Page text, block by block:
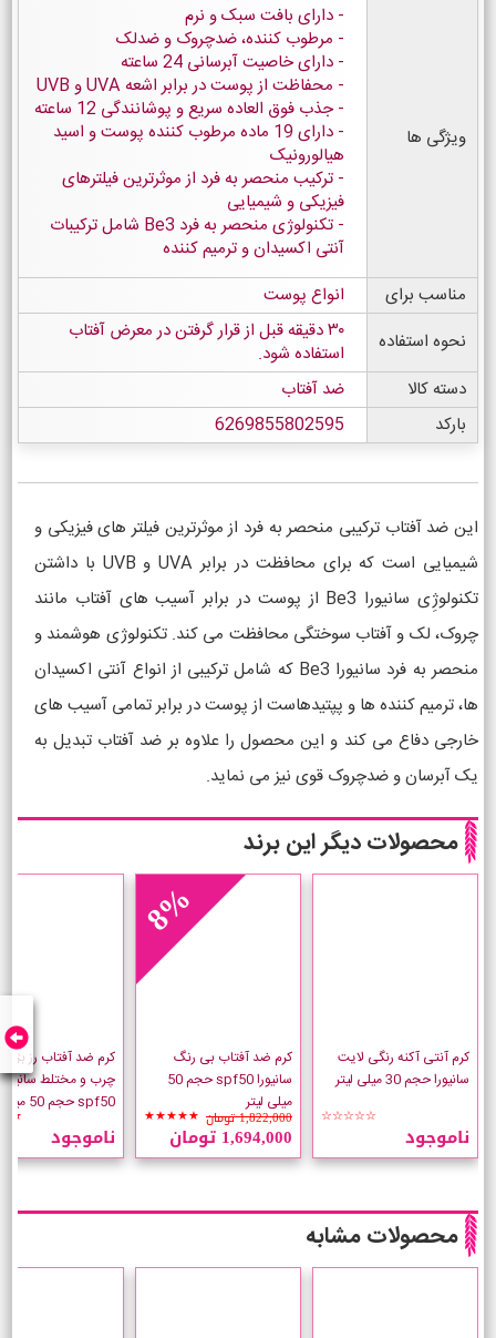
ویژگی ها
دارای بافت سبک و نرم
مرطوب کننده، ضدچروک و ضدلک
دارای خاصیت آبرسانی 24 ساعته
محفاظت از پوست در برابر اشعه UVA و UVB
جذب فوق العاده سریع و پوشانندگی 12 ساعته
دارای 19 ماده مرطوب کننده پوست و اسید
هیالورونیک
ترکیب منحصر به فرد از موثرترین فیلترهای
فیزیکی و شیمیایی
تکنولوژی منحصر به فرد Be3 شامل ترکیبات
آنتی اکسیدان و ترمیم کننده
مناسب برای
انواع پوست
نحوه استفاده
۳۰ دقیقه قبل از قرار گرفتن در معرض آفتاب
استفاده شود.
دسته کالا
ضد آفتاب
بارکد
6269855802595
این ضد آفتاب ترکیبی منحصر به فرد از موثرترین فیلتر های فیزیکی و
شیمیایی است که برای محافظت در برابر UVA و UVB با داشتن
تکنولوژِی سانیورا Be3 از پوست در برابر آسیب های آفتاب مانند
چروک، لک و آفتاب سوختگی محافظت می کند. تکنولوژی هوشمند و
منحصر به فرد سانیورا Be3 که شامل ترکیبی از انواع آنتی اکسیدان
ها، ترمیم کننده ها و پپتیدهاست از پوست در برابر تمامی آسیب های
خارجی دفاع می کند و این محصول را علاوه بر ضد آفتاب تبدیل به
یک آبرسان و ضدچروک قوی نیز می نماید.
محصولات دیگر این برند
کرم آنتی آکنه رنگی لایت
سانیورا حجم 30 میلی لیتر
☆☆☆☆☆
ناموجود
8%
کرم ضد آفتاب بی رنگ
سانیورا spf50 حجم 50
میلی لیتر
1,822,000 تومان ★★★★★
1,694,000 تومان
کرم ضد آفتاب رز بژ
چرب و مختلط سانیورا
spf50 حجم 50 میلی لیتر
ناموجود
محصولات مشابه